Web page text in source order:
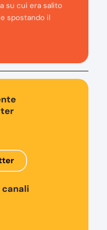
su cui era salito
spostando il
canali